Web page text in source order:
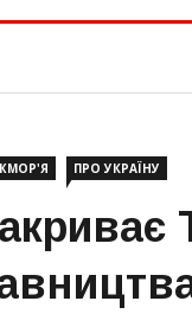
ПРО УКРАЇНУ